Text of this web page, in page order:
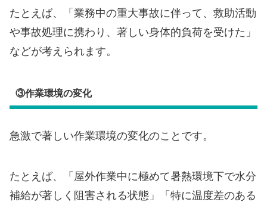
たとえば、「業務中の重大事故に伴って、救助活動
や事故処理に携わり、著しい身体的負荷を受けた」
などが考えられます。
③作業環境の変化
急激で著しい作業環境の変化のことです。
たとえば、「屋外作業中に極めて暑熱環境下で水分
補給が著しく阻害される状態」「特に温度差のある